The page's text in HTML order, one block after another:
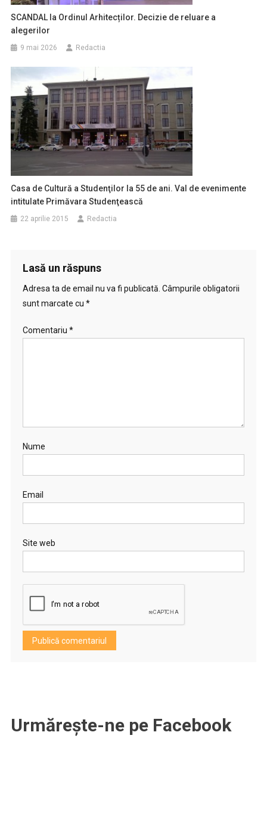
SCANDAL la Ordinul Arhitecților. Decizie de reluare a
alegerilor
9 mai 2026 Redactia
Casa de Cultură a Studenţilor la 55 de ani. Val de evenimente
intitulate Primăvara Studenţească
22 aprilie 2015 Redactia
Lasă un răspuns
Adresa ta de email nu va fi publicată. Câmpurile obligatorii
sunt marcate cu *
Comentariu *
Nume
Email
Site web
Urmărește-ne pe Facebook